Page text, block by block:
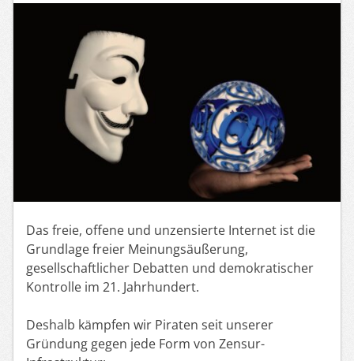
Das freie, offene und unzensierte Internet ist die
Grundlage freier Meinungsäußerung,
gesellschaftlicher Debatten und demokratischer
Kontrolle im 21. Jahrhundert.
Deshalb kämpfen wir Piraten seit unserer
Gründung gegen jede Form von Zensur-